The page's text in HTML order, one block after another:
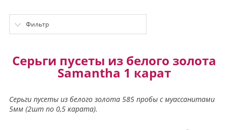
Фильтр
Серьги пусеты из белого золота
Samantha 1 карат
Серьги пусеты из белого золота 585 пробы с муассанитами
5мм (2шт по 0,5 карата).